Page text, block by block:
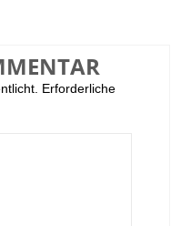
Erforderliche